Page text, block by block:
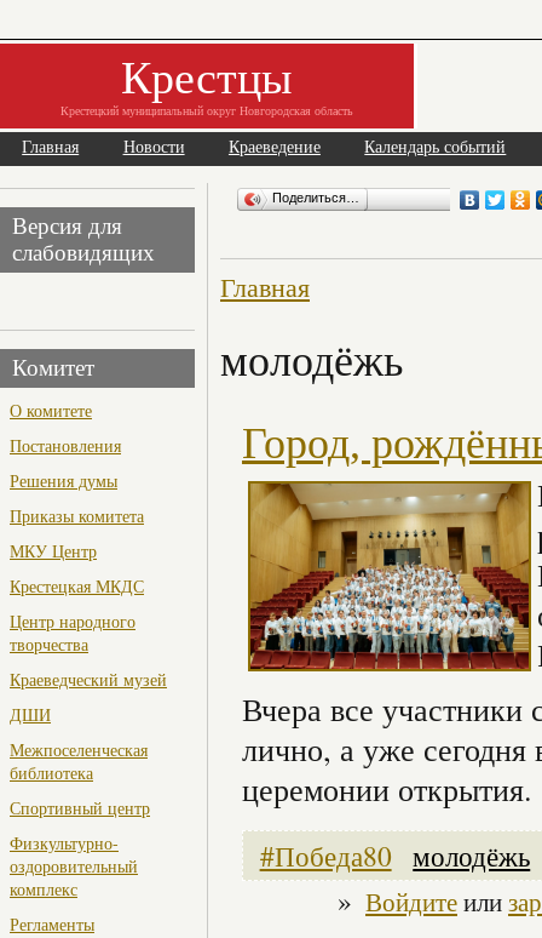
Крестцы
Крестецкий муниципальный округ Новгородская область
Главная Новости Краеведение Календарь событий
Версия для
слабовидящих
Комитет
О комитете
Постановления
Решения думы
Приказы комитета
МКУ Центр
Крестецкая МКДС
Центр народного
творчества
Краеведческий музей
ДШИ
Межпоселенческая
библиотека
Спортивный центр
Физкультурно-
оздоровительный
комплекс
Регламенты
Поделиться…
Главная
молодёжь
Город,
Вчера все участники
лично, а уже сегодня
церемонии открытия.
#Победа80 молодёжь
» Войдитеили